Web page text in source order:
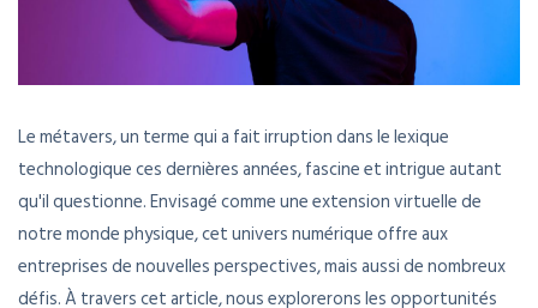
Le métavers, un terme qui a fait irruption dans le lexique
technologique ces dernières années, fascine et intrigue autant
qu'il questionne. Envisagé comme une extension virtuelle de
notre monde physique, cet univers numérique offre aux
entreprises de nouvelles perspectives, mais aussi de nombreux
défis. À travers cet article, nous explorerons les opportunités